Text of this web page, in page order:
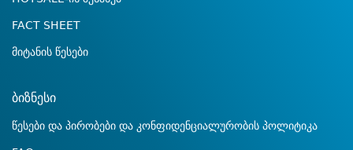
FACT SHEET
მიტანის წესები
ბიზნესი
წესები და პირობები და კონფიდენციალურობის პოლიტიკა